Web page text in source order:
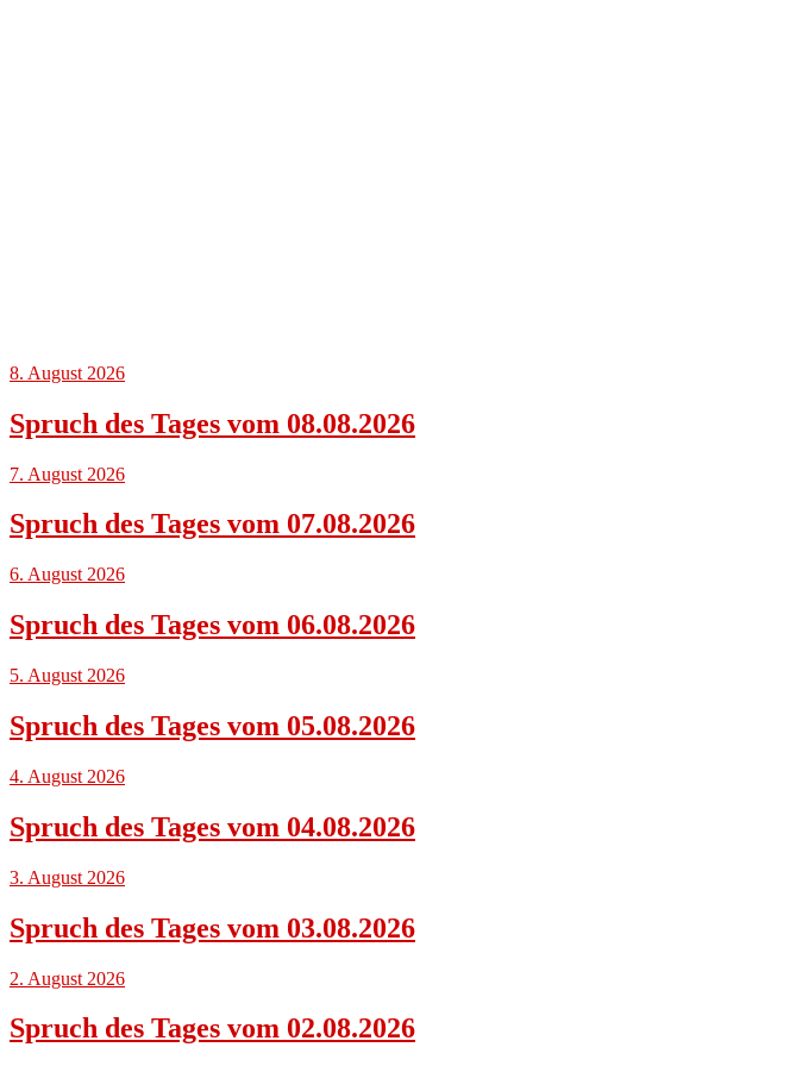
8. August 2026
Spruch des Tages vom 08.08.2026
7. August 2026
Spruch des Tages vom 07.08.2026
6. August 2026
Spruch des Tages vom 06.08.2026
5. August 2026
Spruch des Tages vom 05.08.2026
4. August 2026
Spruch des Tages vom 04.08.2026
3. August 2026
Spruch des Tages vom 03.08.2026
2. August 2026
Spruch des Tages vom 02.08.2026